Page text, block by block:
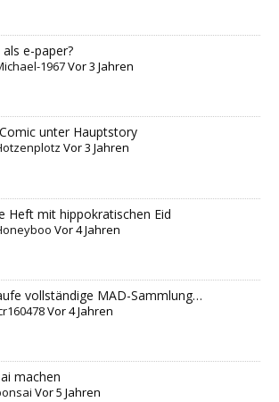
e-paper?
1967Vor 3 Jahren
unter Hauptstory
Vor 3 Jahren
Heft mit hippokratischen Eid
Vor 4 Jahren
vollständige MAD-Sammlung…
Vor 4 Jahren
machen
Vor 5 Jahren